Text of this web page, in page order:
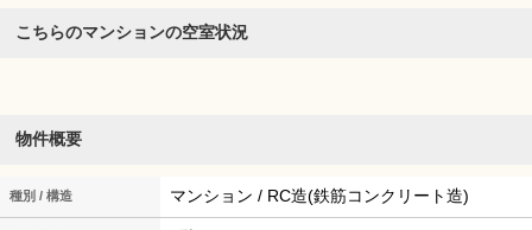
こちらのマンションの空室状況
物件概要
種別 / 構造 マンション / RC造(鉄筋コンクリート造)